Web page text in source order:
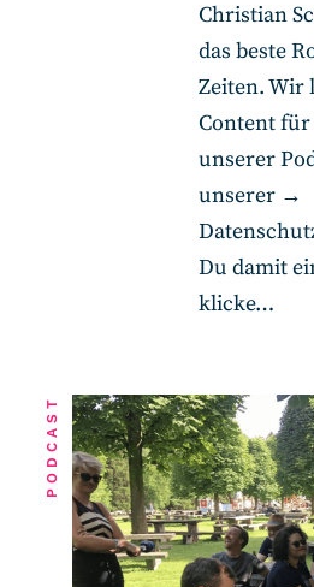
Christian
das beste
Zeiten. Wir
Content für
unserer
unserer →
Du damit
klicke…
PODCAST